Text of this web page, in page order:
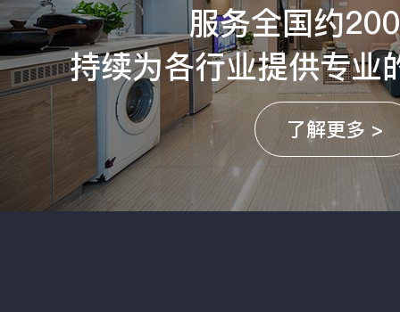
服务全国约
持续为各行业提供专业
了解更多 >